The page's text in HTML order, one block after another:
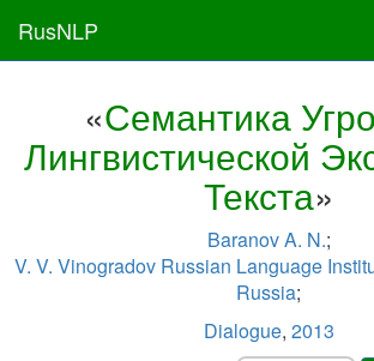
RusNLP
«Семантика
Лингвистической
Текста»
Baranov A. N.;
V. V. Vinogradov Russian Language
Russia;
Dialogue, 2013